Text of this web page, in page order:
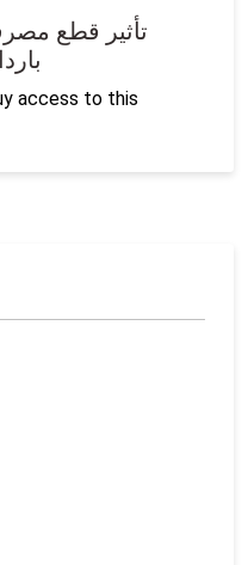
تأثیر قطع
access to this